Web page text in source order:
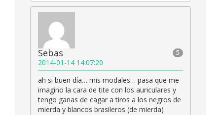
5
Sebas
2014-01-14 14:07:20
ah si buen día… mis modales… pasa que me
imagino la cara de tite con los auriculares y
tengo ganas de cagar a tiros a los negros de
mierda y blancos brasileros (de mierda)